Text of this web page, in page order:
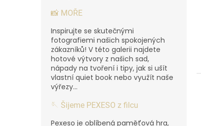
📸 MOŘE
Inspirujte se skutečnými
fotografiemi našich spokojených
zákazníků! V této galerii najdete
hotové výtvory z našich sad,
nápady na tvoření i tipy, jak si ušít
vlastní quiet book nebo využít naše
výřezy...
🪡 Šijeme PEXESO z filcu
Pexeso je oblíbená paměťová hra,